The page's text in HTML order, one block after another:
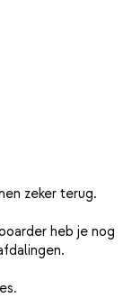
zeker terug.
heb je nog